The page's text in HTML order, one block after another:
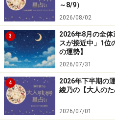
7位：おとめ座（8
れ）
2024年5月2日の運勢「おとめ
意地を張ると損。状況次第
～8/9）
2026/08/02
3
2026年8月の全
スが接近中」1位
の運勢】
2026/07/31
4
2026年下半期の
綾乃の【大人のた
2026/07/01